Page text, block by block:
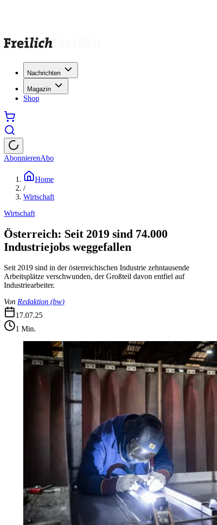
Nachrichten
Magazin
Shop
AbonnierenAbo
Home
/
Wirtschaft
Wirtschaft
Österreich: Seit 2019 sind 74.000
Industriejobs weggefallen
Seit 2019 sind in der österreichischen Industrie zehntausende
Arbeitsplätze verschwunden, der Großteil davon entfiel auf
Industriearbeiter.
Von Redaktion (bw)
17.07.25
1 Min.